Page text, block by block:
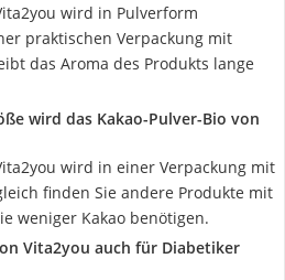
wird in Pulverform
praktischen Verpackung mit
das Aroma des Produkts lange
wird das Kakao-Pulver-Bio von
wird in einer Verpackung mit
finden Sie andere Produkte mit
weniger Kakao benötigen.
Vita2you auch für Diabetiker